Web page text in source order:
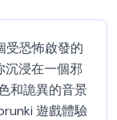
受恐怖啟發的
沉浸在一個邪
和詭異的音景
遊戲體驗